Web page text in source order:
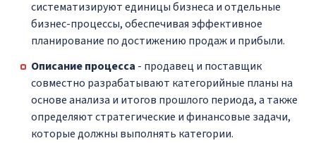
систематизируют единицы бизнеса и отдельные
бизнес-процессы, обеспечивая эффективное
планирование по достижению продаж и прибыли.
Описание процесса - продавец и поставщик
совместно разрабатывают категорийные планы на
основе анализа и итогов прошлого периода, а также
определяют стратегические и финансовые задачи,
которые должны выполнять категории.